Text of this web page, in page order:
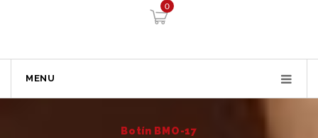
0
MENU
Botín BMO-17